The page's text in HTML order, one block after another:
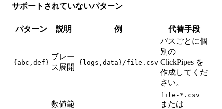
サポートされていないパターン
パターン 説明 例 代替手段
{abc,def}
ブレー
ス展開
{logs,data}/file.csv
パスごとに個
別の
ClickPipes を
作成してくだ
さい。
数値範
file-*.csv
または